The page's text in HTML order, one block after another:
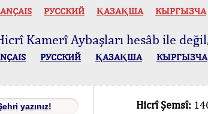
РУССКИЙ ҚАЗАҚША КЫPГЫЗЧA
Kamerî Aybaşları hesâb ile
РУССКИЙ ҚАЗАҚША КЫPГЫЗЧA
Hicrî Şemsî: